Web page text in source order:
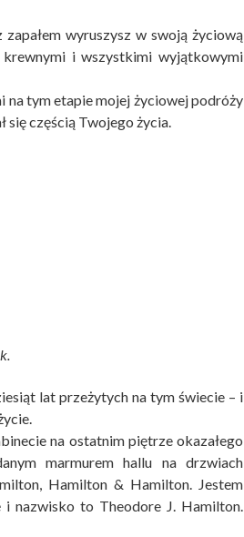
wyruszysz w swoją życiową
i wszystkimi wyjątkowymi
na tym etapie mojej życiowej podróży
się częścią Twojego życia.
lat przeżytych na tym świecie – i
na ostatnim piętrze okazałego
marmurem hallu na drzwiach
Hamilton & Hamilton. Jestem
nazwisko to Theodore J. Hamilton.